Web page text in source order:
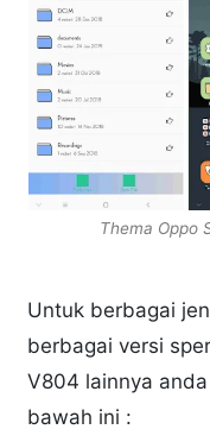
Thema Oppo
Untuk berbagai
berbagai versi
V804 lainnya
bawah ini :